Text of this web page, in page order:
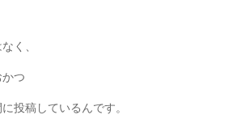
く、
つ
投稿しているんです。